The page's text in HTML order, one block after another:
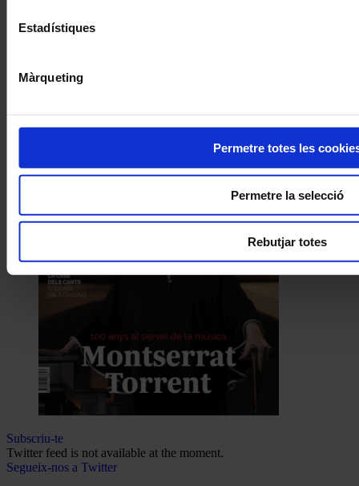
Estadístiques
Màrqueting
Permetre totes les
Permetre la selecció
Rebutjar totes
Subscriu-te
Twitter feed is not available at the moment.
Segueix-nos a Twitter